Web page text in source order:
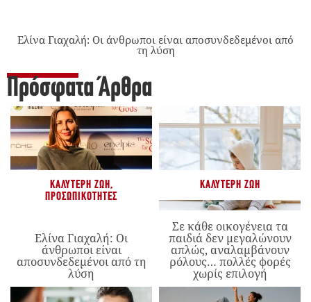
Ελίνα Γιαχαλή: Οι άνθρωποι είναι αποσυνδεδεμένοι από
τη λύση
Πρόσφατα Άρθρα
ΚΑΛΎΤΕΡΗ ΖΩΉ,
ΠΡΟΣΩΠΙΚΌΤΗΤΕΣ
Ελίνα Γιαχαλή: Οι
άνθρωποι είναι
αποσυνδεδεμένοι από τη
λύση
ΚΑΛΎΤΕΡΗ ΖΩΉ
Σε κάθε οικογένεια τα
παιδιά δεν μεγαλώνουν
απλώς, αναλαμβάνουν
ρόλους… πολλές φορές
χωρίς επιλογή